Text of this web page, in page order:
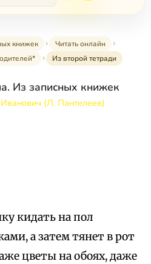
книжек
Читать онлайн
Из второй тетради
Из записных книжек
(Л. Пантелеев)
кидать на пол
а затем тянет в рот
цветы на обоях, даже